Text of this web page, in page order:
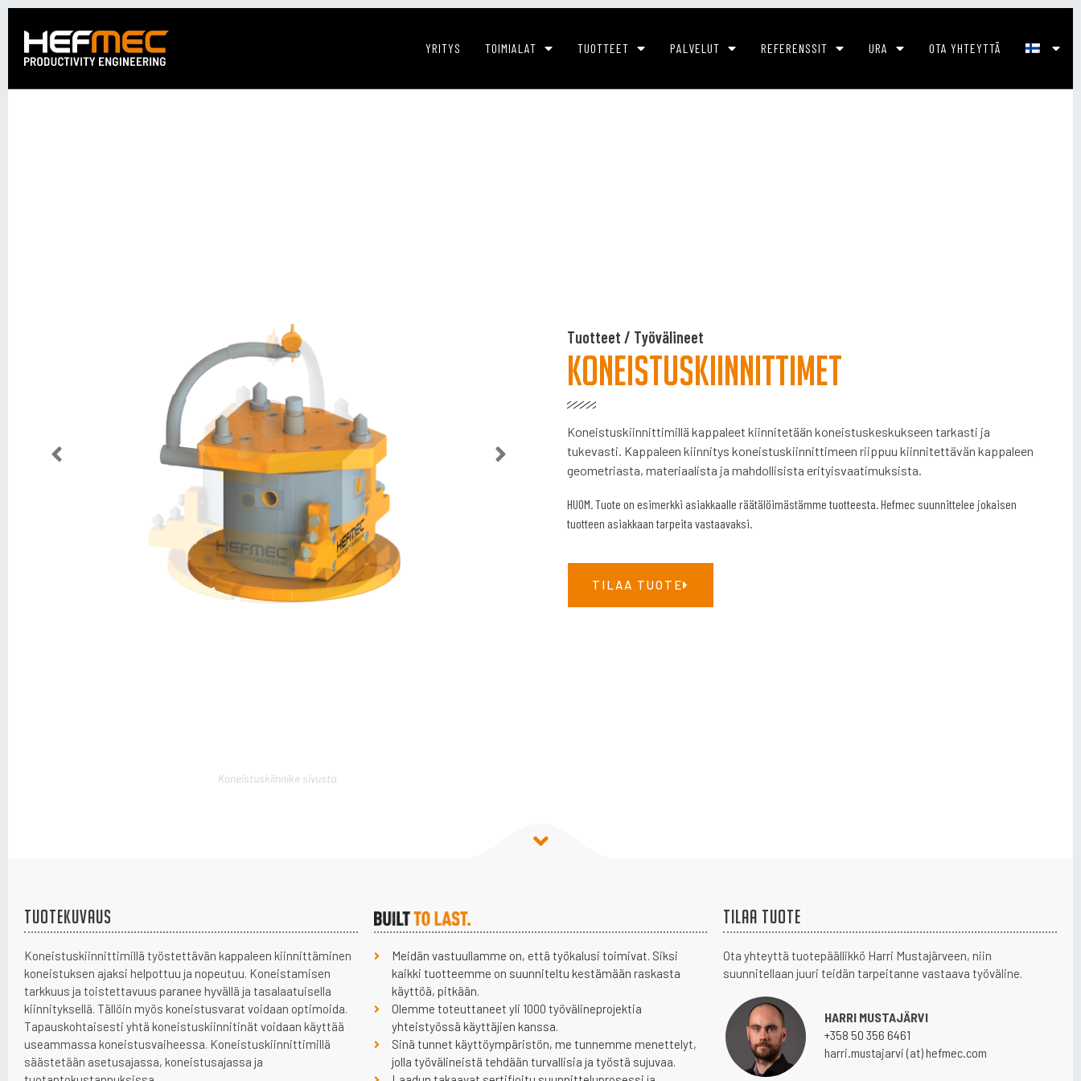
YRITYS TOIMIALAT TUOTTEET PALVELUT REFERENSSIT URA OTA YHTEYTTÄ
Koneistuskiinnike edestä.
Tuotteet / Työvälineet
Koneistuskiinnittimet
Koneistuskiinnittimillä kappaleet kiinnitetään koneistuskeskukseen tarkasti ja
tukevasti. Kappaleen kiinnitys koneistuskiinnittimeen riippuu kiinnitettävän kappaleen
geometriasta, materiaalista ja mahdollisista erityisvaatimuksista.
HUOM. Tuote on esimerkki asiakkaalle räätälöimästämme tuotteesta. Hefmec suunnittelee jokaisen
tuotteen asiakkaan tarpeita vastaavaksi.
TILAA TUOTE
Tuotekuvaus
Koneistuskiinnittimillä työstettävän kappaleen kiinnittäminen
koneistuksen ajaksi helpottuu ja nopeutuu. Koneistamisen
tarkkuus ja toistettavuus paranee hyvällä ja tasalaatuisella
kiinnityksellä. Tällöin myös koneistusvarat voidaan optimoida.
Tapauskohtaisesti yhtä koneistuskiinnitinät voidaan käyttää
useammassa koneistusvaiheessa. Koneistuskiinnittimillä
säästetään asetusajassa, koneistusajassa ja
Meidän vastuullamme on, että työkalusi toimivat. Siksi
kaikki tuotteemme on suunniteltu kestämään raskasta
käyttöä, pitkään.
Olemme toteuttaneet yli 1000 työvälineprojektia
yhteistyössä käyttäjien kanssa.
Sinä tunnet käyttöympäristön, me tunnemme menettelyt,
jolla työvälineistä tehdään turvallisia ja työstä sujuvaa.
Tilaa tuote
Ota yhteyttä tuotepäällikkö Harri Mustajärveen, niin
suunnitellaan juuri teidän tarpeitanne vastaava työväline.
HARRI MUSTAJÄRVI
+358 50 356 6461
harri.mustajarvi (at) hefmec.com